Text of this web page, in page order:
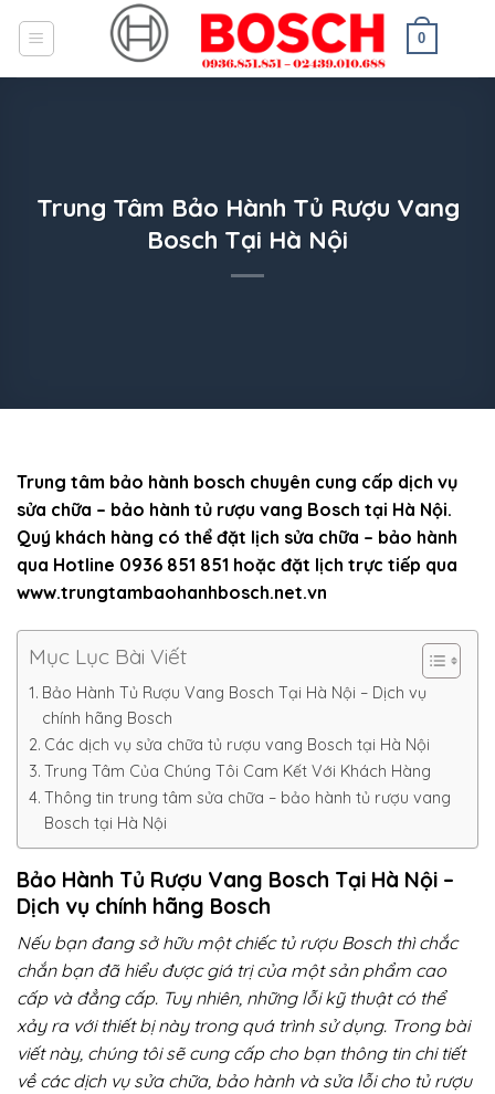
0
Trung Tâm Bảo Hành Tủ Rượu Vang
Bosch Tại Hà Nội
Trung tâm bảo hành bosch chuyên cung cấp dịch vụ
sửa chữa – bảo hành tủ rượu vang Bosch tại Hà Nội.
Quý khách hàng có thể đặt lịch sửa chữa – bảo hành
qua Hotline 0936 851 851 hoặc đặt lịch trực tiếp qua
www.trungtambaohanhbosch.net.vn
Mục Lục Bài Viết
Bảo Hành Tủ Rượu Vang Bosch Tại Hà Nội – Dịch vụ
chính hãng Bosch
Các dịch vụ sửa chữa tủ rượu vang Bosch tại Hà Nội
Trung Tâm Của Chúng Tôi Cam Kết Với Khách Hàng
Thông tin trung tâm sửa chữa – bảo hành tủ rượu vang
Bosch tại Hà Nội
Bảo Hành Tủ Rượu Vang Bosch Tại Hà Nội –
Dịch vụ chính hãng Bosch
Nếu bạn đang sở hữu một chiếc tủ rượu Bosch thì chắc
chắn bạn đã hiểu được giá trị của một sản phẩm cao
cấp và đẳng cấp. Tuy nhiên, những lỗi kỹ thuật có thể
xảy ra với thiết bị này trong quá trình sử dụng. Trong bài
viết này, chúng tôi sẽ cung cấp cho bạn thông tin chi tiết
về các dịch vụ sửa chữa, bảo hành và sửa lỗi cho tủ rượu